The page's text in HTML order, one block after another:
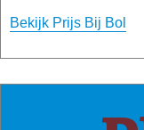
Bekijk Prijs Bij Bol